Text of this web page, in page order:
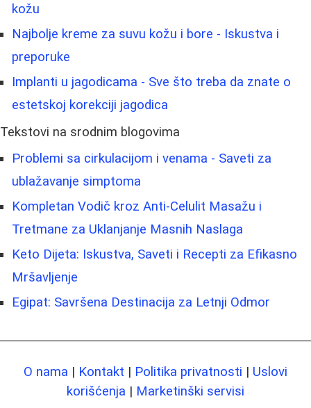
kožu
Najbolje kreme za suvu kožu i bore - Iskustva i
preporuke
Implanti u jagodicama - Sve što treba da znate o
estetskoj korekciji jagodica
Tekstovi na srodnim blogovima
Problemi sa cirkulacijom i venama - Saveti za
ublažavanje simptoma
Kompletan Vodič kroz Anti-Celulit Masažu i
Tretmane za Uklanjanje Masnih Naslaga
Keto Dijeta: Iskustva, Saveti i Recepti za Efikasno
Mršavljenje
Egipat: Savršena Destinacija za Letnji Odmor
O nama | Kontakt | Politika privatnosti | Uslovi
korišćenja | Marketinški servisi